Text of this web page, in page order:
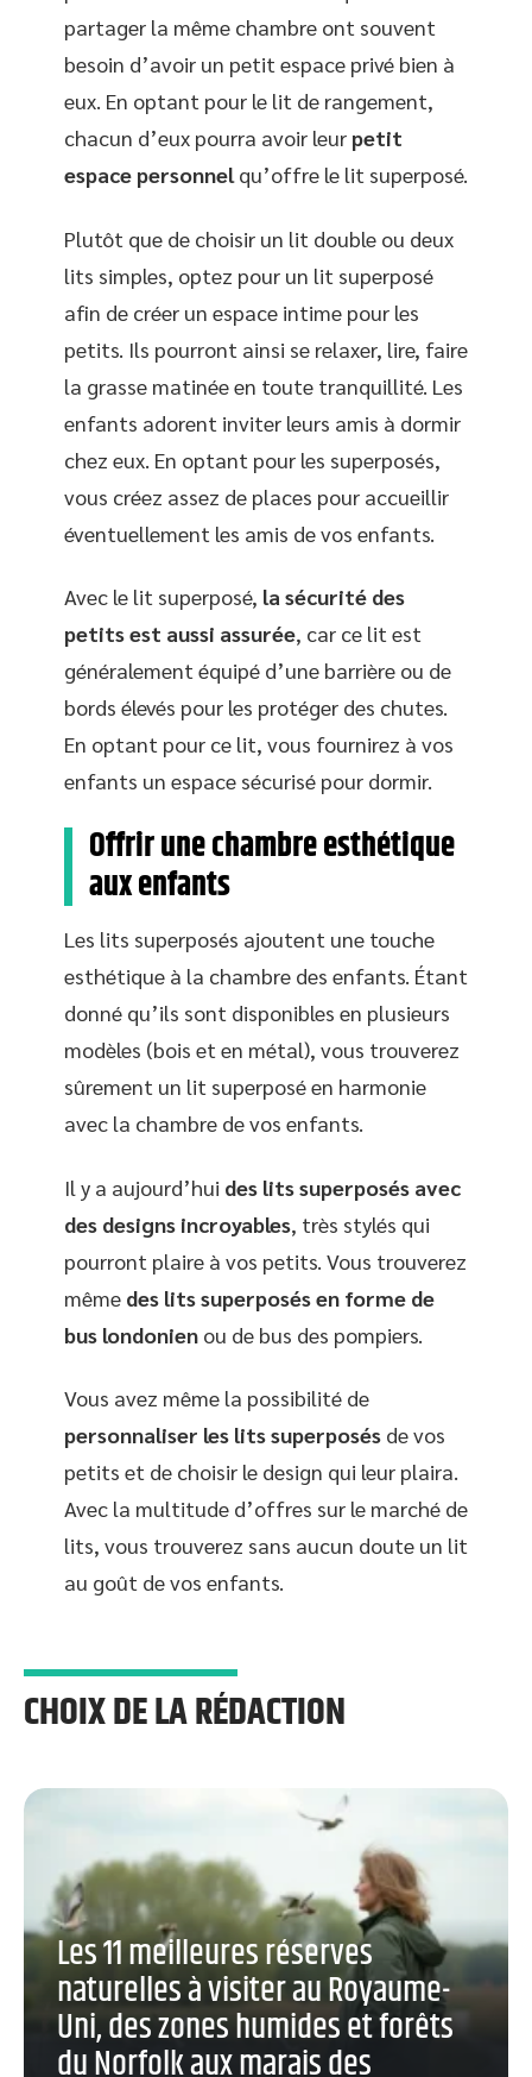
partager la même chambre ont souvent
besoin d’avoir un petit espace privé bien à
eux. En optant pour le lit de rangement,
chacun d’eux pourra avoir leur petit
espace personnelqu’offre le lit superposé.
Plutôt que de choisir un lit double ou deux
lits simples, optez pour un lit superposé
afin de créer un espace intime pour les
petits. Ils pourront ainsi se relaxer, lire, faire
la grasse matinée en toute tranquillité. Les
enfants adorent inviter leurs amis à dormir
chez eux. En optant pour les superposés,
vous créez assez de places pour accueillir
éventuellement les amis de vos enfants.
Avec le lit superposé, la sécurité des
petits est aussi assurée, car ce lit est
généralement équipé d’une barrière ou de
bords élevés pour les protéger des chutes.
En optant pour ce lit, vous fournirez à vos
enfants un espace sécurisé pour dormir.
Offrir une chambre esthétique
aux enfants
Les lits superposés ajoutent une touche
esthétique à la chambre des enfants. Étant
donné qu’ils sont disponibles en plusieurs
modèles (bois et en métal), vous trouverez
sûrement un lit superposé en harmonie
avec la chambre de vos enfants.
Il y a aujourd’hui des lits superposés avec
des designs incroyables, très stylés qui
pourront plaire à vos petits. Vous trouverez
même des lits superposés en forme de
bus londonien ou de bus des pompiers.
Vous avez même la possibilité de
personnaliser les lits superposés de vos
petits et de choisir le design qui leur plaira.
Avec la multitude d’offres sur le marché de
lits, vous trouverez sans aucun doute un lit
au goût de vos enfants.
CHOIX DE LA RÉDACTION
Les 11 meilleures réserves
naturelles à visiter au Royaume-
Uni, des zones humides et forêts
du Norfolk aux marais des